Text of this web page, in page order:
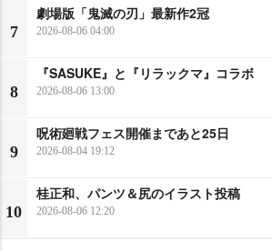
7
劇場版「鬼滅の刃」最新作2冠
2026-08-06 04:00
8
『SASUKE』と『リラックマ』コラボ
2026-08-06 13:00
9
呪術廻戦フェス開催まであと25日
2026-08-04 19:12
10
桂正和、パンツ＆尻のイラスト投稿
2026-08-06 12:20